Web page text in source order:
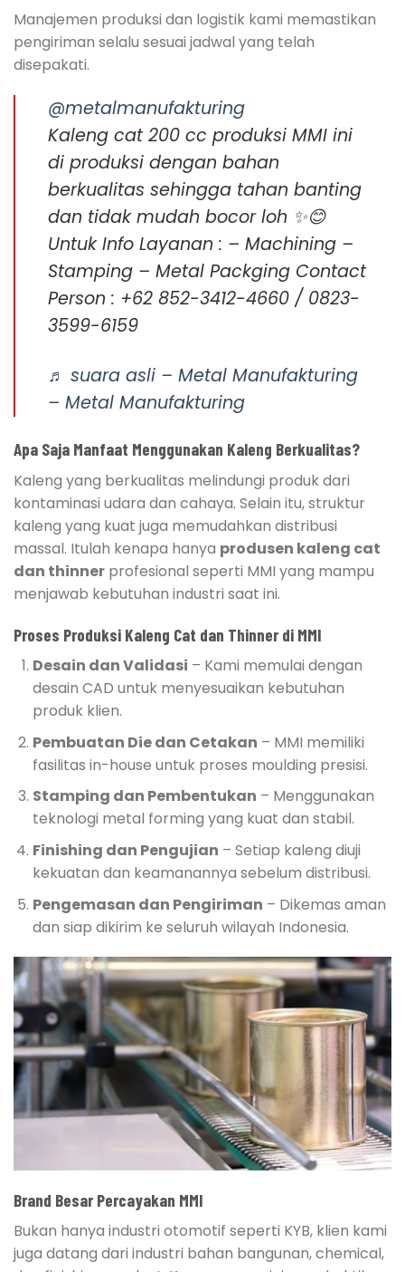
Manajemen produksi dan logistik kami memastikan
pengiriman selalu sesuai jadwal yang telah
disepakati.
@metalmanufakturing
Kaleng cat 200 cc produksi MMI ini
di produksi dengan bahan
berkualitas sehingga tahan banting
dan tidak mudah bocor loh ✨😊
Untuk Info Layanan : – Machining –
Stamping – Metal Packging Contact
Person : +62 852-3412-4660 / 0823-
3599-6159
♬ suara asli – Metal Manufakturing
– Metal Manufakturing
Apa Saja Manfaat Menggunakan Kaleng Berkualitas?
Kaleng yang berkualitas melindungi produk dari
kontaminasi udara dan cahaya. Selain itu, struktur
kaleng yang kuat juga memudahkan distribusi
massal. Itulah kenapa hanya produsen kaleng cat
dan thinner profesional seperti MMI yang mampu
menjawab kebutuhan industri saat ini.
Proses Produksi Kaleng Cat dan Thinner di MMI
Desain dan Validasi – Kami memulai dengan
desain CAD untuk menyesuaikan kebutuhan
produk klien.
Pembuatan Die dan Cetakan – MMI memiliki
fasilitas in-house untuk proses moulding presisi.
Stamping dan Pembentukan – Menggunakan
teknologi metal forming yang kuat dan stabil.
Finishing dan Pengujian – Setiap kaleng diuji
kekuatan dan keamanannya sebelum distribusi.
Pengemasan dan Pengiriman – Dikemas aman
dan siap dikirim ke seluruh wilayah Indonesia.
Brand Besar Percayakan MMI
Bukan hanya industri otomotif seperti KYB, klien kami
juga datang dari industri bahan bangunan, chemical,